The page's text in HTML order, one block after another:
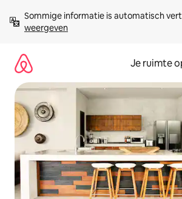
direct
naar
Sommige informatie is automatisch
weergeven
Je ruimte